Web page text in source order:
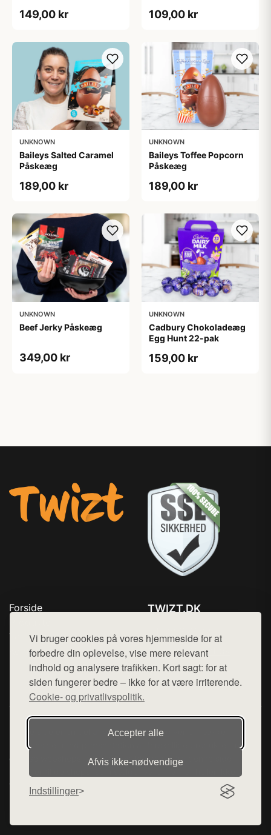
Vi bruger cookies på vores hjemmeside for at
forbedre din oplevelse, vise mere relevant
indhold og analysere trafikken. Kort sagt: for at
siden fungerer bedre – ikke for at være irriterende.
Cookie- og privatlivspolitik.
Accepter alle
Afvis ikke‑nødvendige
Indstillinger
149,00 kr 109,00 kr
UNKNOWN
Baileys Salted Caramel
Påskeæg
189,00 kr
UNKNOWN
Baileys Toffee Popcorn
Påskeæg
189,00 kr
UNKNOWN
Beef Jerky Påskeæg
349,00 kr
UNKNOWN
Cadbury Chokoladeæg
Egg Hunt 22-pak
159,00 kr
Forside
Top Rabatter
Kontakt
TWIZT.DK
Mail: hej@want.dk
Cookie- og privatlivspolitik
Denne side er en del af want.dk, der udgiver en række
hjemmesider med præsentation af forskellige produkter fra
diverse webshops. Der sælges ikke varer fra denne side - vi
varerne på lager.